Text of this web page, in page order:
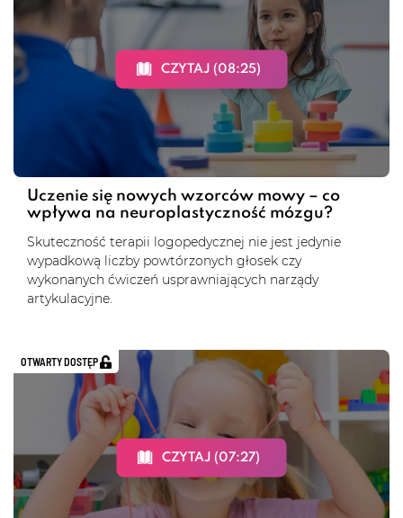
CZYTAJ (08:25)
Uczenie się nowych wzorców mowy – co
wpływa na neuroplastyczność mózgu?
Skuteczność terapii logopedycznej nie jest jedynie
wypadkową liczby powtórzonych głosek czy
wykonanych ćwiczeń usprawniających narządy
artykulacyjne.
OTWARTY DOSTĘP
CZYTAJ (07:27)